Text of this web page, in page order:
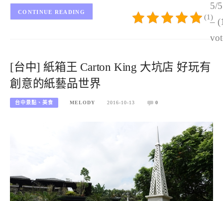
5/5
–
(1)
CONTINUE READING
[台中] 紙箱王 Carton King 大坑店 好玩有
創意的紙藝品世界
台中景點、美食 MELODY 2016-10-13 0